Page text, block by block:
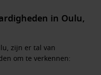
in Oulu,
zijn er tal van
om te verkennen: